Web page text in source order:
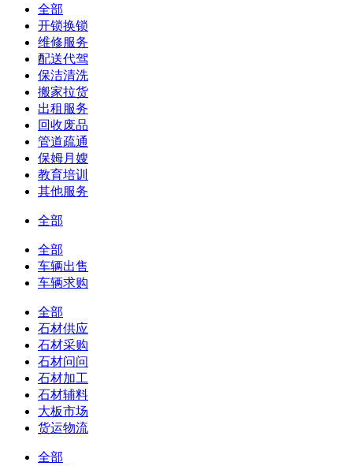
全部
开锁换锁
维修服务
配送代驾
保洁清洗
搬家拉货
出租服务
回收废品
管道疏通
保姆月嫂
教育培训
其他服务
全部
全部
车辆出售
车辆求购
全部
石材供应
石材采购
石材问问
石材加工
石材辅料
大板市场
货运物流
全部